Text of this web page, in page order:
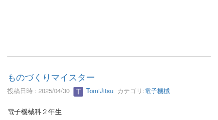
ものづくりマイスター
投稿日時 : 2025/04/30 TomiJitsu カテゴリ:電子機械
電子機械科２年生